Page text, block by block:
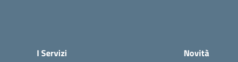
I Servizi Novità